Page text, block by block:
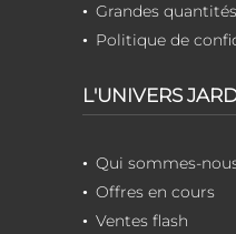
Grandes
Politique de
L'UNIVERS
Qui sommes-
Offres en cours
Ventes flash